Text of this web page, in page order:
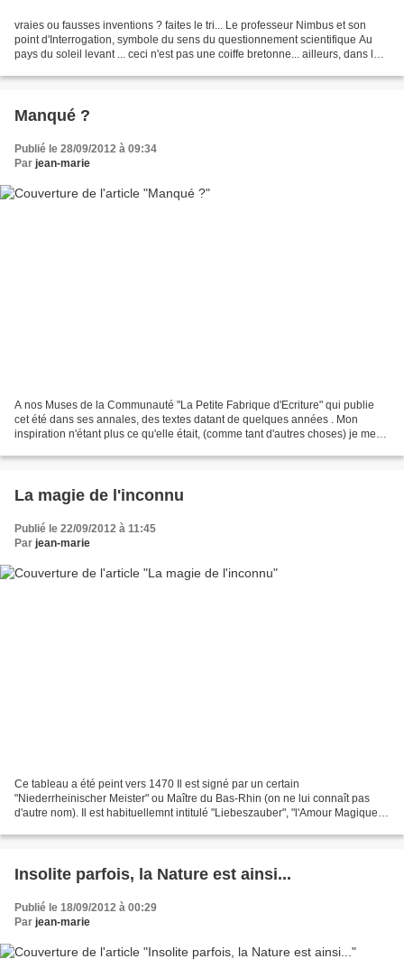
vraies ou fausses inventions ? faites le tri... Le professeur Nimbus et son
point d'Interrogation, symbole du sens du questionnement scientifique Au
pays du soleil levant ... ceci n'est pas une coiffe bretonne... ailleurs, dans le
Manqué ?
Publié le 28/09/2012 à 09:34
Par jean-marie
A nos Muses de la Communauté "La Petite Fabrique d'Ecriture" qui publie
cet été dans ses annales, des textes datant de quelques années . Mon
inspiration n'étant plus ce qu'elle était, (comme tant d'autres choses) je me
La magie de l'inconnu
Publié le 22/09/2012 à 11:45
Par jean-marie
Ce tableau a été peint vers 1470 Il est signé par un certain
"Niederrheinischer Meister" ou Maître du Bas-Rhin (on ne lui connaît pas
d'autre nom). Il est habituellemnt intitulé "Liebeszauber", "l'Amour Magique"
Insolite parfois, la Nature est ainsi...
Publié le 18/09/2012 à 00:29
Par jean-marie